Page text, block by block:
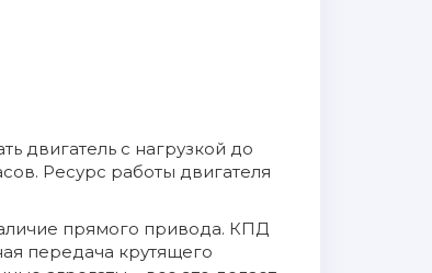
двигатель с нагрузкой до
Ресурс работы двигателя
прямого привода. КПД
передача крутящего